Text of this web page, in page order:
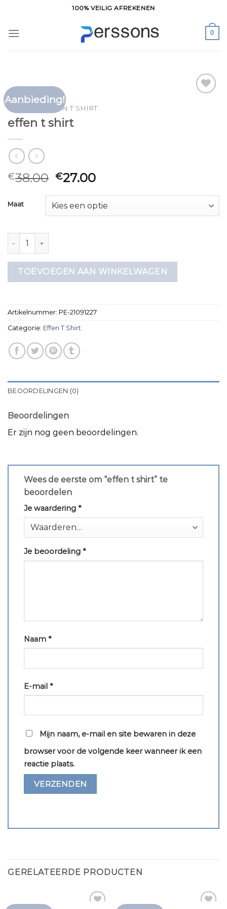
inhoud
100% VEILIG AFREKENEN
0
Aanbieding!
HOME EFFEN T SHIRT
effen t shirt
€38.00 €27.00
Maat
effen t shirt aantal
TOEVOEGEN AAN WINKELWAGEN
Artikelnummer: PE-21091227
Categorie: Effen T Shirt
BEOORDELINGEN (0)
Beoordelingen
Er zijn nog geen beoordelingen.
Wees de eerste om “effen t shirt” te
beoordelen
Je waardering *
Je beoordeling *
Naam *
E-mail *
Mijn naam, e-mail en site bewaren in deze
browser voor de volgende keer wanneer ik een
reactie plaats.
GERELATEERDE PRODUCTEN